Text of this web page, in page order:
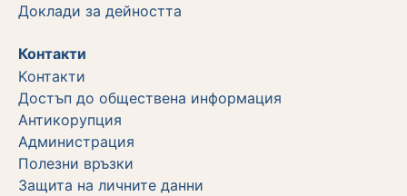
Дoклади за дейността
Контакти
Kонтакти
Достъп до обществена информация
Aнтикорупция
Администрация
Полезни връзки
Защита на личните данни